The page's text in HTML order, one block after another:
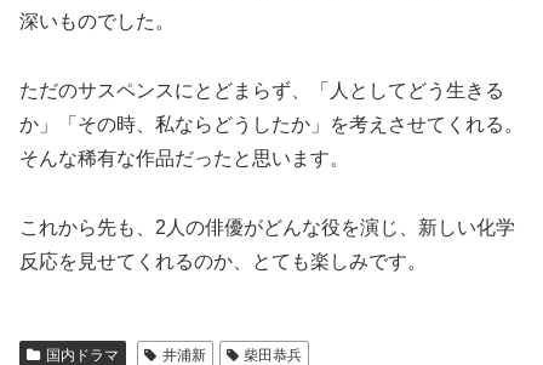
深いものでした。
ただのサスペンスにとどまらず、「人としてどう生きる
か」「その時、私ならどうしたか」を考えさせてくれる。
そんな稀有な作品だったと思います。
これから先も、2人の俳優がどんな役を演じ、新しい化学
反応を見せてくれるのか、とても楽しみです。
国内ドラマ 井浦新 柴田恭兵